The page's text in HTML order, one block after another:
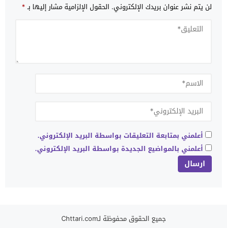
لن يتم نشر عنوان بريدك الإلكتروني. الحقول الإلزامية مشار إليها بـ*
أعلمني بمتابعة التعليقات بواسطة البريد الإلكتروني.
أعلمني بالمواضيع الجديدة بواسطة البريد الإلكتروني.
جميع الحقوق محفوظة لـChttari.com